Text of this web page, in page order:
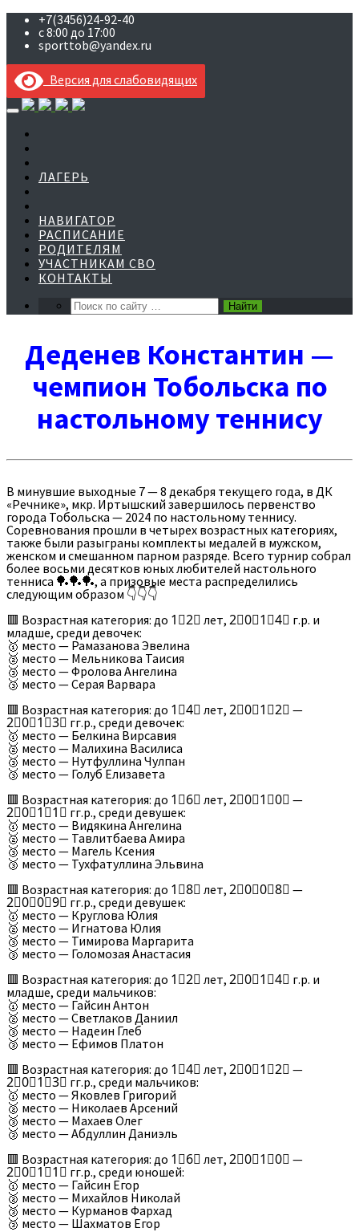
+7(3456)24-92-40
с 8:00 до 17:00
sporttob@yandex.ru
Версия для слабовидящих
Skip
to
content
ЛАГЕРЬ
НАВИГАТОР
РАСПИСАНИЕ
РОДИТЕЛЯМ
УЧАСТНИКАМ СВО
КОНТАКТЫ
Деденев Константин —
чемпион Тобольска по
настольному теннису
В минувшие выходные 7 — 8 декабря текущего года, в ДК
«Речнике», мкр. Иртышский завершилось первенство
города Тобольска — 2024 по настольному теннису.
Соревнования прошли в четырех возрастных категориях,
также были разыграны комплекты медалей в мужском,
женском и смешанном парном разряде. Всего турнир собрал
более восьми десятков юных любителей настольного
тенниса 🏓🏓🏓, а призовые места распределились
следующим образом 👇👇👇
🟥 Возрастная категория: до 1⃣2⃣ лет, 2⃣0⃣1⃣4⃣ г.р. и
младше, среди девочек:
🥇 место — Рамазанова Эвелина
🥈 место — Мельникова Таисия
🥉 место — Фролова Ангелина
🥉 место — Серая Варвара
🟥 Возрастная категория: до 1⃣4⃣ лет, 2⃣0⃣1⃣2⃣ —
2⃣0⃣1⃣3⃣ гг.р., среди девочек:
🥇 место — Белкина Вирсавия
🥈 место — Малихина Василиса
🥉 место — Нутфуллина Чулпан
🥉 место — Голуб Елизавета
🟥 Возрастная категория: до 1⃣6⃣ лет, 2⃣0⃣1⃣0⃣ —
2⃣0⃣1⃣1⃣ гг.р., среди девушек:
🥇 место — Видякина Ангелина
🥈 место — Тавлитбаева Амира
🥉 место — Магель Ксения
🥉 место — Тухфатуллина Эльвина
🟥 Возрастная категория: до 1⃣8⃣ лет, 2⃣0⃣0⃣8⃣ —
2⃣0⃣0⃣9⃣ гг.р., среди девушек:
🥇 место — Круглова Юлия
🥈 место — Игнатова Юлия
🥉 место — Тимирова Маргарита
🥉 место — Голомозая Анастасия
🟥 Возрастная категория: до 1⃣2⃣ лет, 2⃣0⃣1⃣4⃣ г.р. и
младше, среди мальчиков:
🥇 место — Гайсин Антон
🥈 место — Светлаков Даниил
🥉 место — Надеин Глеб
🥉 место — Ефимов Платон
🟥 Возрастная категория: до 1⃣4⃣ лет, 2⃣0⃣1⃣2⃣ —
2⃣0⃣1⃣3⃣ гг.р., среди мальчиков:
🥇 место — Яковлев Григорий
🥈 место — Николаев Арсений
🥉 место — Махаев Олег
🥉 место — Абдуллин Даниэль
🟥 Возрастная категория: до 1⃣6⃣ лет, 2⃣0⃣1⃣0⃣ —
2⃣0⃣1⃣1⃣ гг.р., среди юношей:
🥇 место — Гайсин Егор
🥈 место — Михайлов Николай
🥉 место — Курманов Фархад
🥉 место — Шахматов Егор